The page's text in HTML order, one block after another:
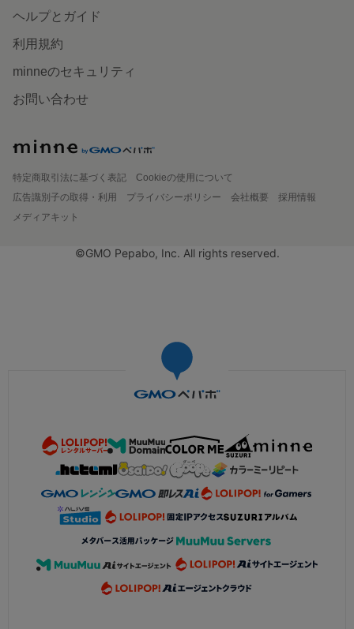
ヘルプとガイド
利用規約
minneのセキュリティ
お問い合わせ
特定商取引法に基づく表記
Cookieの使用について
広告識別子の取得・利用
プライバシーポリシー 会社概要
採用情報
メディアキット
©GMO Pepabo, Inc. All rights reserved.